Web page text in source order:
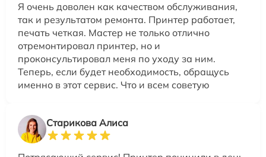
Я очень доволен как качеством обслуживания,
так и результатом ремонта. Принтер работает,
печать четкая. Мастер не только отлично
отремонтировал принтер, но и
проконсультировал меня по уходу за ним.
Теперь, если будет необходимость, обращусь
именно в этот сервис. Что и всем советую
Старикова Алиса